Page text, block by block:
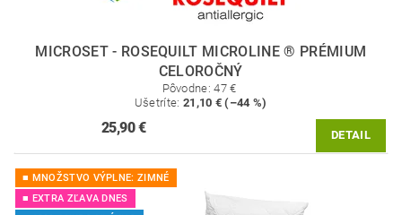
MICROSET - ROSEQUILT MICROLINE ® PRÉMIUM
CELOROČNÝ
Pôvodne:47 €
Ušetríte: 21,10 € (–44 %)
25,90 € DETAIL
■ MNOŽSTVO VÝPLNE: ZIMNÉ
■ EXTRA ZĽAVA DNES